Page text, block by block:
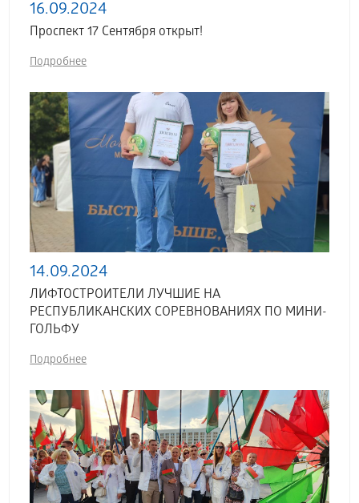
16.09.2024
Проспект 17 Сентября открыт!
Подробнее
14.09.2024
ЛИФТОСТРОИТЕЛИ ЛУЧШИЕ НА
РЕСПУБЛИКАНСКИХ СОРЕВНОВАНИЯХ ПО МИНИ-
ГОЛЬФУ
Подробнее